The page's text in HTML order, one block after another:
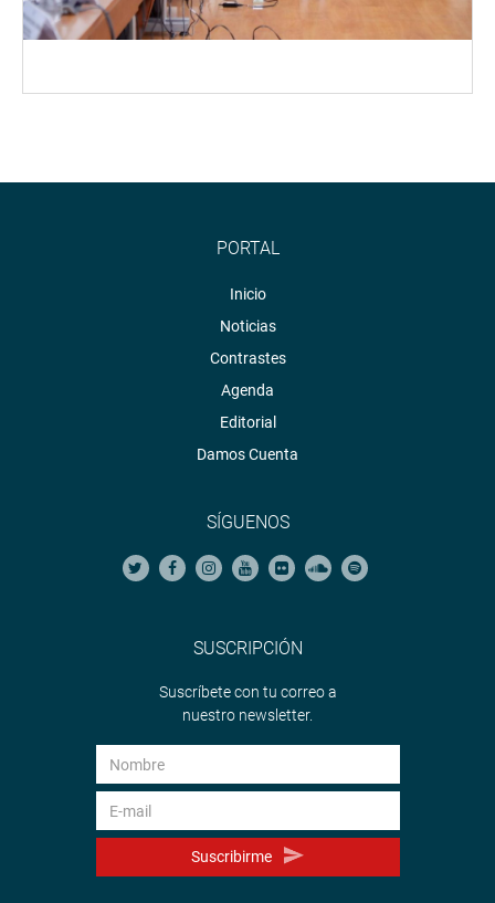
PORTAL
Inicio
Noticias
Contrastes
Agenda
Editorial
Damos Cuenta
SÍGUENOS
SUSCRIPCIÓN
Suscríbete con tu correo a
nuestro newsletter.
Suscribirme